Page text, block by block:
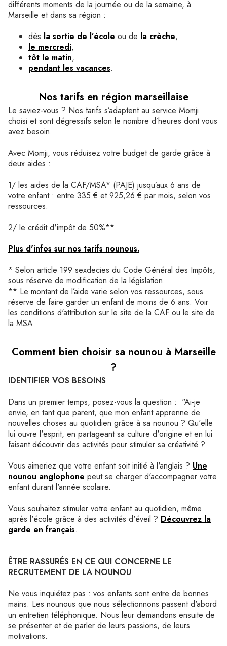
différents moments de la journée ou de la semaine, à
Marseille et dans sa région :
dès la sortie de l’école ou de la crèche,
le mercredi,
tôt le matin,
pendant les vacances.
Nos tarifs en région marseillaise
Le saviez-vous ? Nos tarifs s’adaptent au service Momji
choisi et sont dégressifs selon le nombre d’heures dont vous
avez besoin.
Avec Momji, vous réduisez votre budget de garde grâce à
deux aides :
1/ les aides de la CAF/MSA* (PAJE) jusqu’aux 6 ans de
votre enfant : entre 335 € et 925,26 € par mois, selon vos
ressources.
2/ le crédit d'impôt de 50%**.
Plus d'infos sur nos tarifs nounous.
* Selon article 199 sexdecies du Code Général des Impôts,
sous réserve de modification de la législation.
** Le montant de l’aide varie selon vos ressources, sous
réserve de faire garder un enfant de moins de 6 ans. Voir
les conditions d'attribution sur le site de la CAF ou le site de
la MSA.
Comment bien choisir sa nounou à Marseille
?
IDENTIFIER VOS BESOINS
Dans un premier temps, posez-vous la question : "Ai-je
envie, en tant que parent, que mon enfant apprenne de
nouvelles choses au quotidien grâce à sa nounou ? Qu'elle
lui ouvre l'esprit, en partageant sa culture d'origine et en lui
faisant découvrir des activités pour stimuler sa créativité ?
Vous aimeriez que votre enfant soit initié à l'anglais ? Une
nounou anglophone peut se charger d'accompagner votre
enfant durant l'année scolaire.
Vous souhaitez stimuler votre enfant au quotidien, même
après l'école grâce à des activités d'éveil ? Découvrez la
garde en français.
ÊTRE RASSURÉS EN CE QUI CONCERNE LE
RECRUTEMENT DE LA NOUNOU
Ne vous inquiétez pas : vos enfants sont entre de bonnes
mains. Les nounous que nous sélectionnons passent d'abord
un entretien téléphonique. Nous leur demandons ensuite de
se présenter et de parler de leurs passions, de leurs
motivations.